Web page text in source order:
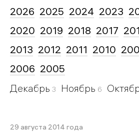
2026 2025 2024 2023
2020 2019 2018 2017
Декабрь 3 Ноябрь 6
2013 2012 2011 2010
2006 2005
29 августа 2014 года